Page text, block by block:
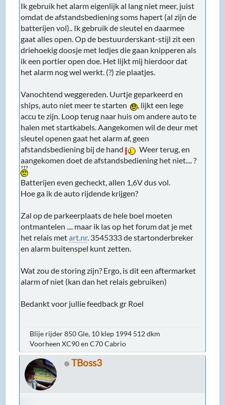
Ik gebruik het alarm eigenlijk al lang niet meer, juist
omdat de afstandsbediening soms hapert (al zijn de
batterijen vol).. Ik gebruik de sleutel en daarmee
gaat alles open. Op de bestuurderskant-stijl zit een
driehoekig doosje met ledjes die gaan knipperen als
ik een portier open doe. Het lijkt mij hierdoor dat
het alarm nog wel werkt. (?) zie plaatjes.
Vanochtend weggereden. Uurtje geparkeerd en
ships, auto niet meer te starten
, lijkt een lege
accu te zijn. Loop terug naar huis om andere auto te
halen met startkabels. Aangekomen wil de deur met
sleutel openen gaat het alarm af, geen
afstandsbediening bij de hand
Weer terug, en
aangekomen doet de afstandsbediening het niet.... ?
Batterijen even gecheckt, allen 1,6V dus vol.
Hoe ga ik de auto rijdende krijgen?
Zal op de parkeerplaats de hele boel moeten
ontmantelen .... maar ik las op het forum dat je met
het relais metart.nr. 3545333 de startonderbreker
en alarm buitenspel kunt zetten.
Wat zou de storing zijn? Ergo, is dit een aftermarket
alarm of niet (kan dan het relais gebruiken)
Bedankt voor jullie feedback gr Roel
Blije rijder 850 Gle, 10 klep 1994 512 dkm
Voorheen XC90 en C70 Cabrio
TBoss3